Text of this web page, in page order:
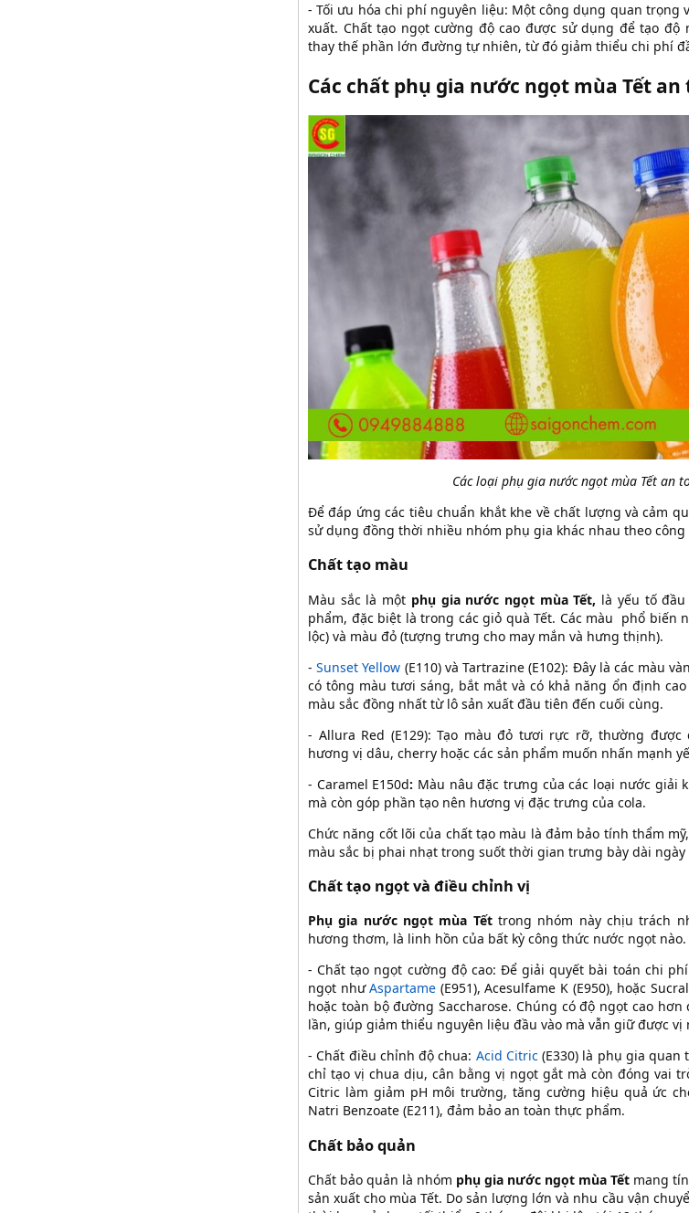
- Tối ưu hóa chi phí nguyên liệu: Một công dụng quan trọng
xuất. Chất tạo ngọt cường độ cao được sử dụng để tạo
thay thế phần lớn đường tự nhiên, từ đó giảm thiểu chi phí
Các chất phụ gia nước ngọt mùa Tết
Các loại phụ gia nước ngọt mùa Tết an
Để đáp ứng các tiêu chuẩn khắt khe về chất lượng và cảm
sử dụng đồng thời nhiều nhóm phụ gia khác nhau theo
Chất tạo màu
Màu sắc là một phụ gia nước ngọt mùa Tết, là yếu tố
phẩm, đặc biệt là trong các giỏ quà Tết. Các màu phổ biến
lộc) và màu đỏ (tượng trưng cho may mắn và hưng thịnh).
-Sunset Yellow (E110) và Tartrazine (E102): Đây là các màu
có tông màu tươi sáng, bắt mắt và có khả năng ổn định
màu sắc đồng nhất từ lô sản xuất đầu tiên đến cuối cùng.
- Allura Red (E129): Tạo màu đỏ tươi rực rỡ, thường
hương vị dâu, cherry hoặc các sản phẩm muốn nhấn mạnh
- Caramel E150d: Màu nâu đặc trưng của các loại nước giải
mà còn góp phần tạo nên hương vị đặc trưng của cola.
Chức năng cốt lõi của chất tạo màu là đảm bảo tính thẩm
màu sắc bị phai nhạt trong suốt thời gian trưng bày dài ngày
Chất tạo ngọt và điều chỉnh vị
Phụ gia nước ngọt mùa Tếttrong nhóm này chịu trách
hương thơm, là linh hồn của bất kỳ công thức nước ngọt nào.
- Chất tạo ngọt cường độ cao: Để giải quyết bài toán chi
ngọt nhưAspartame (E951), Acesulfame K (E950), hoặc
hoặc toàn bộ đường Saccharose. Chúng có độ ngọt cao
lần, giúp giảm thiểu nguyên liệu đầu vào mà vẫn giữ được vị
- Chất điều chỉnh độ chua: Acid Citric(E330) là phụ gia quan
chỉ tạo vị chua dịu, cân bằng vị ngọt gắt mà còn đóng vai
Citric làm giảm pH môi trường, tăng cường hiệu quả ức
Natri Benzoate (E211), đảm bảo an toàn thực phẩm.
Chất bảo quản
Chất bảo quản là nhóm phụ gia nước ngọt mùa Tết mang
sản xuất cho mùa Tết. Do sản lượng lớn và nhu cầu vận